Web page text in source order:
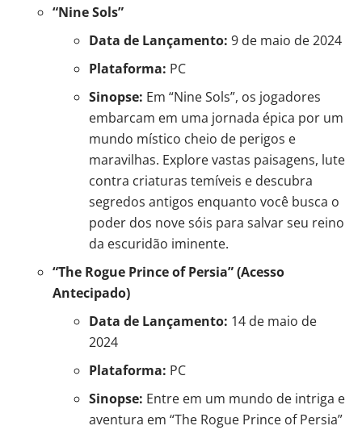
“Nine Sols”
Data de Lançamento: 9 de maio de 2024
Plataforma: PC
Sinopse: Em “Nine Sols”, os jogadores
embarcam em uma jornada épica por um
mundo místico cheio de perigos e
maravilhas. Explore vastas paisagens, lute
contra criaturas temíveis e descubra
segredos antigos enquanto você busca o
poder dos nove sóis para salvar seu reino
da escuridão iminente.
“The Rogue Prince of Persia” (Acesso
Antecipado)
Data de Lançamento: 14 de maio de
2024
Plataforma: PC
Sinopse: Entre em um mundo de intriga e
aventura em “The Rogue Prince of Persia”